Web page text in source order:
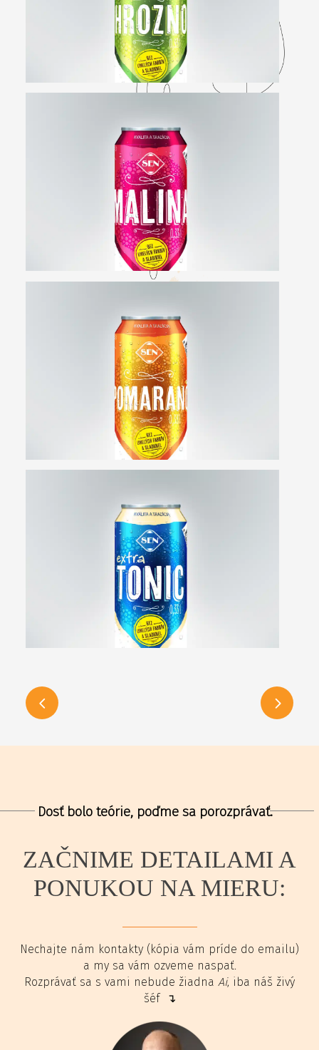
Dosť bolo teórie, poďme sa porozprávať.
ZAČNIME DETAILAMI A
PONUKOU NA MIERU:
Nechajte nám kontakty (kópia vám príde do emailu)
a my sa vám ozveme naspať.
Rozprávať sa s vami nebude žiadna Ai, iba náš živý
šéf ↴